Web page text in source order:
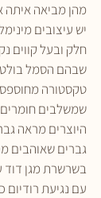
מהן מביאה
יש עיצובים
חלק ובעל קווים
שבהם הסמל בולט
טקסטורה
שמשלבים
היוצרים מראה
גברים שאוהבים
בשרשרת מגן דוד
עם נגיעת